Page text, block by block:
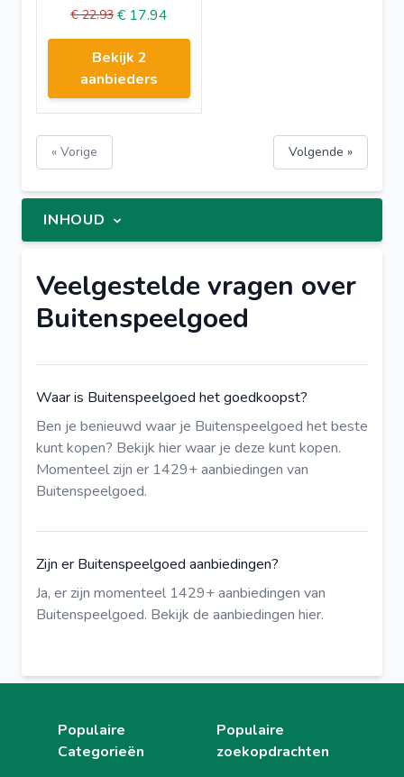
€ 22.93 € 17.94
Bekijk 2
aanbieders
« Vorige Volgende »
INHOUD
Veelgestelde vragen over
Buitenspeelgoed
Waar is Buitenspeelgoed het goedkoopst?
Ben je benieuwd waar je Buitenspeelgoed het beste
kunt kopen? Bekijk hierwaar je deze kunt kopen.
Momenteel zijn er 1429+ aanbiedingen van
Buitenspeelgoed.
Zijn er Buitenspeelgoed aanbiedingen?
Ja, er zijn momenteel 1429+ aanbiedingen van
Buitenspeelgoed. Bekijk de aanbiedingen hier.
Populaire
Categorieën
Populaire
zoekopdrachten